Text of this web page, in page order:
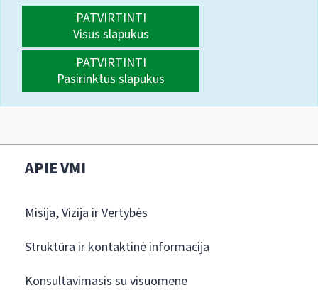
PATVIRTINTI
Visus slapukus
PATVIRTINTI
Pasirinktus slapukus
APIE VMI
Misija, Vizija ir Vertybės
Struktūra ir kontaktinė informacija
Konsultavimasis su visuomene